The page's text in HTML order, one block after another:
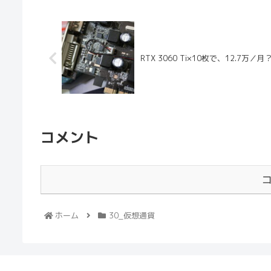
RTX 3060 Ti×10枚で、12.7万／月？
コメント
ホーム 30_仮想通貨